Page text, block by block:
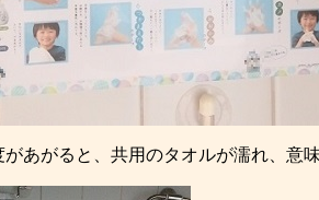
あがると、共用のタオルが濡れ、意